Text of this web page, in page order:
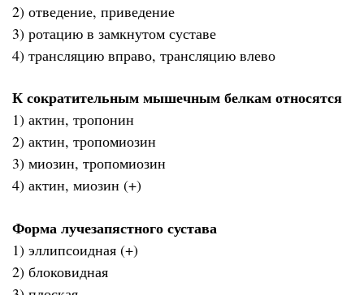
2) отведение, приведение
3) ротацию в замкнутом суставе
4) трансляцию вправо, трансляцию влево
К сократительным мышечным белкам относятся
1) актин, тропонин
2) актин, тропомиозин
3) миозин, тропомиозин
4) актин, миозин (+)
Форма лучезапястного сустава
1) эллипсоидная (+)
2) блоковидная